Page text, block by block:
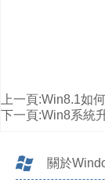
上一頁:Win8.1如
下一頁:Win8系統
關於